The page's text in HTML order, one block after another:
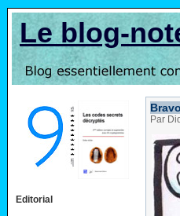
Le blog-
Editorial
Par